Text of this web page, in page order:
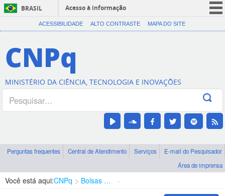
BRASIL
Acesso à informação
CORONAVÍRUS (COVID-19)
Canais
ACESSIBILIDADE ALTO CONTRASTE MAPA DO SITE
CNPq
MINISTÉRIO DA CIÊNCIA, TECNOLOGIA E INOVAÇÕES
Perguntas frequentes Central de Atendimento Serviços
E-mail do Pesquisador
Área de imprensa
Você está aqui:CNPq Bolsas e Auxílios Vigentes